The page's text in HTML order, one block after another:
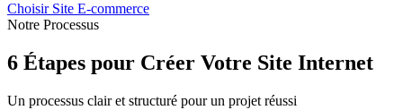
Choisir Site E-commerce
Notre Processus
6 Étapes pour Créer Votre Site Internet
Un processus clair et structuré pour un projet réussi